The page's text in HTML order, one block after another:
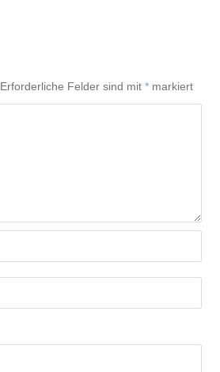
Erforderliche Felder sind mit * markiert